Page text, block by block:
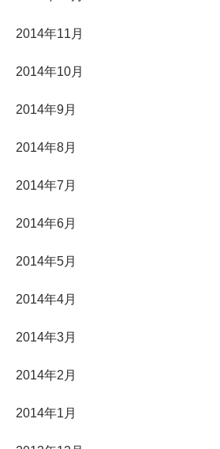
2014年11月
2014年10月
2014年9月
2014年8月
2014年7月
2014年6月
2014年5月
2014年4月
2014年3月
2014年2月
2014年1月